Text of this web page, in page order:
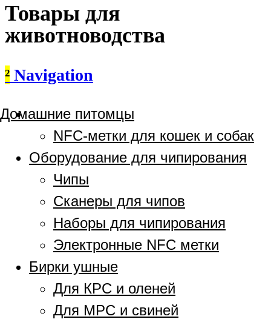
Товары для
животноводства
² Navigation
Домашние питомцы
NFC-метки для кошек и собак
Оборудование для чипирования
Чипы
Сканеры для чипов
Наборы для чипирования
Электронные NFC метки
Бирки ушные
Для КРС и оленей
Для МРС и свиней